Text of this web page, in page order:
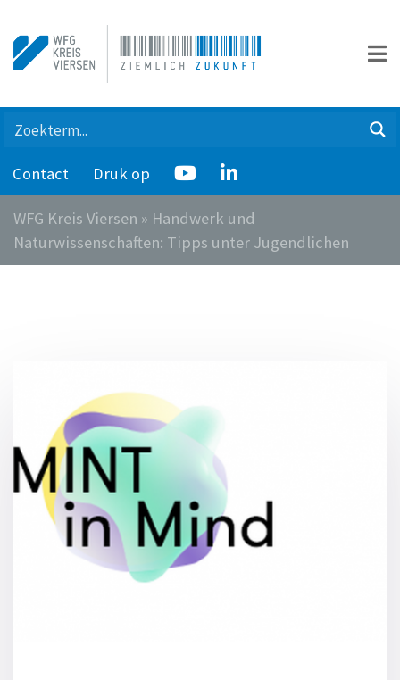
Contact Druk op
WFG Kreis Viersen » Handwerk und
Naturwissenschaften: Tipps unter Jugendlichen